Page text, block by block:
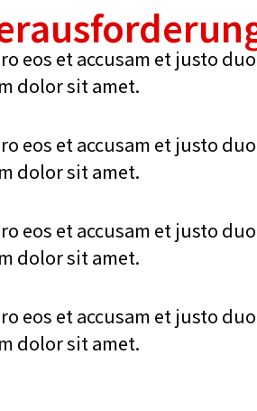
eos et accusam et justo
dolor sit amet.
eos et accusam et justo
dolor sit amet.
eos et accusam et justo
dolor sit amet.
eos et accusam et justo
dolor sit amet.